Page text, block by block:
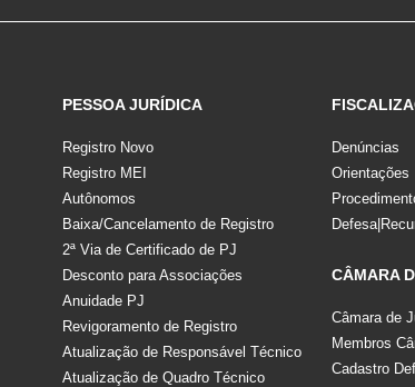
PESSOA JURÍDICA
Registro Novo
Registro MEI
Autônomos
Baixa/Cancelamento de Registro
2ª Via de Certificado de PJ
Desconto para Associações
Anuidade PJ
Revigoramento de Registro
Atualização de Responsável Técnico
Atualização de Quadro Técnico
Denúncias
Orientações
CÂMARA
Câmara de
Membros
Cadastro